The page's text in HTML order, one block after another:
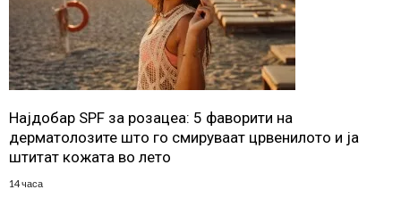
Најдобар SPF за розацеа: 5 фаворити на
дерматолозите што го смируваат црвенилото и ја
штитат кожата во лето
14 часа